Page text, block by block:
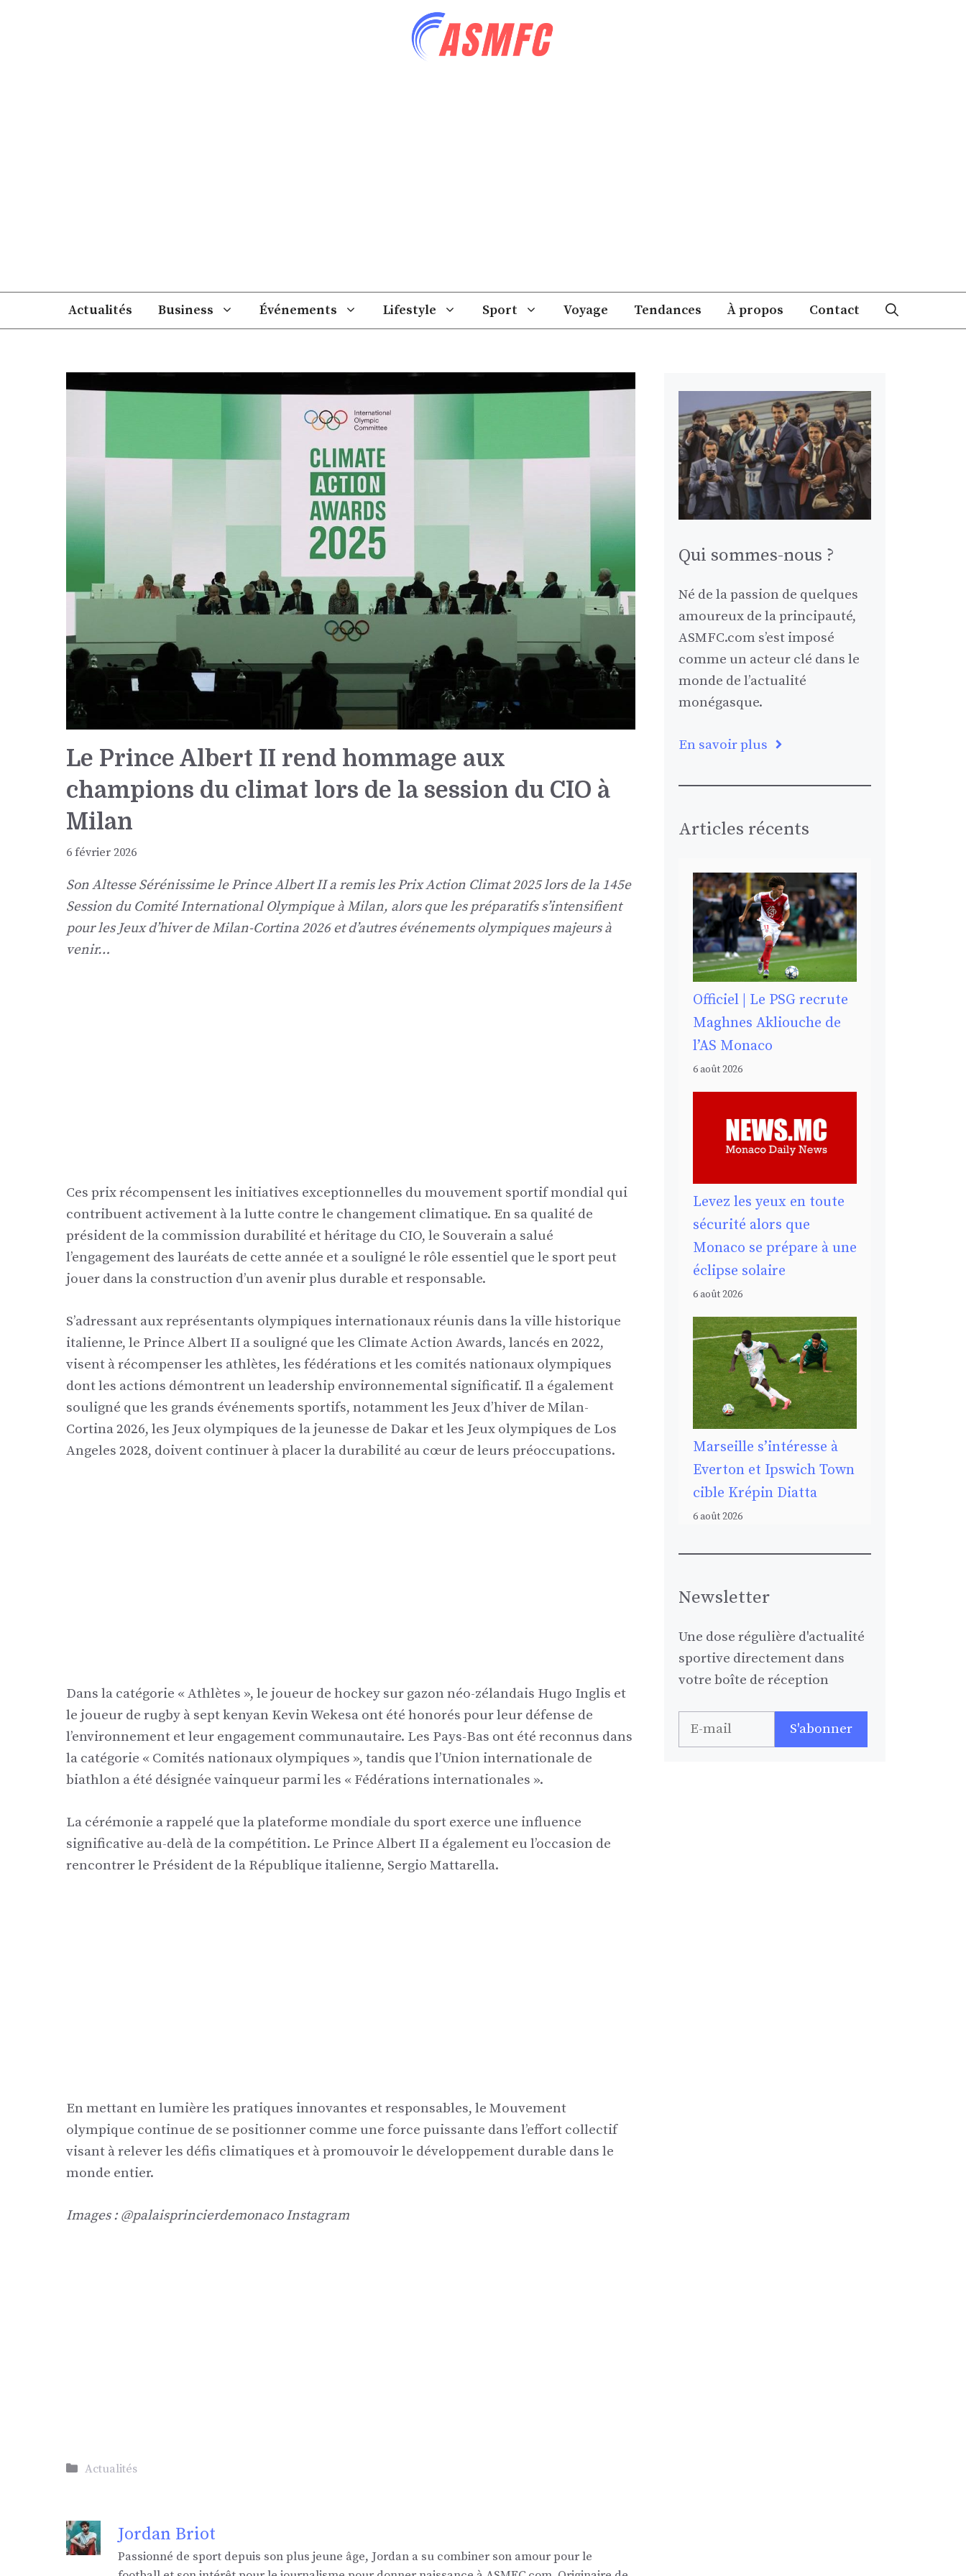
Actualités Business Événements Lifestyle Sport Voyage Tendances À propos Contact
Le Prince Albert II rend hommage aux
champions du climat lors de la session du CIO à
Milan
6 février 2026
Son Altesse Sérénissime le Prince Albert II a remis les Prix Action Climat 2025 lors de la 145e
Session du Comité International Olympique à Milan, alors que les préparatifs s’intensifient
pour les Jeux d’hiver de Milan-Cortina 2026 et d’autres événements olympiques majeurs à
venir…
Ces prix récompensent les initiatives exceptionnelles du mouvement sportif mondial qui
contribuent activement à la lutte contre le changement climatique. En sa qualité de
président de la commission durabilité et héritage du CIO, le Souverain a salué
l’engagement des lauréats de cette année et a souligné le rôle essentiel que le sport peut
jouer dans la construction d’un avenir plus durable et responsable.
S’adressant aux représentants olympiques internationaux réunis dans la ville historique
italienne, le Prince Albert II a souligné que les Climate Action Awards, lancés en 2022,
visent à récompenser les athlètes, les fédérations et les comités nationaux olympiques
dont les actions démontrent un leadership environnemental significatif. Il a également
souligné que les grands événements sportifs, notamment les Jeux d’hiver de Milan-
Cortina 2026, les Jeux olympiques de la jeunesse de Dakar et les Jeux olympiques de Los
Angeles 2028, doivent continuer à placer la durabilité au cœur de leurs préoccupations.
Dans la catégorie « Athlètes », le joueur de hockey sur gazon néo-zélandais Hugo Inglis et
le joueur de rugby à sept kenyan Kevin Wekesa ont été honorés pour leur défense de
l’environnement et leur engagement communautaire. Les Pays-Bas ont été reconnus dans
la catégorie « Comités nationaux olympiques », tandis que l’Union internationale de
biathlon a été désignée vainqueur parmi les « Fédérations internationales ».
La cérémonie a rappelé que la plateforme mondiale du sport exerce une influence
significative au-delà de la compétition. Le Prince Albert II a également eu l’occasion de
rencontrer le Président de la République italienne, Sergio Mattarella.
En mettant en lumière les pratiques innovantes et responsables, le Mouvement
olympique continue de se positionner comme une force puissante dans l’effort collectif
visant à relever les défis climatiques et à promouvoir le développement durable dans le
monde entier.
Images : @palaisprincierdemonaco Instagram
Catégories
Actualités
Jordan Briot
Passionné de sport depuis son plus jeune âge, Jordan a su combiner son amour pour le
Qui sommes-nous ?
Né de la passion de quelques
amoureux de la principauté,
ASMFC.com s’est imposé
comme un acteur clé dans le
monde de l’actualité
monégasque.
En savoir plus
Articles récents
Officiel | Le PSG recrute
Maghnes Akliouche de
l’AS Monaco
6 août 2026
Levez les yeux en toute
sécurité alors que
Monaco se prépare à une
éclipse solaire
6 août 2026
Marseille s’intéresse à
Everton et Ipswich Town
cible Krépin Diatta
6 août 2026
Newsletter
Une dose régulière d'actualité
sportive directement dans
votre boîte de réception